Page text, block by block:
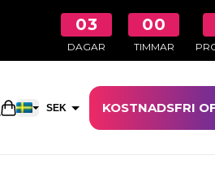
03
DAGAR
00
TIMMAR
Öppna kundkorgen
SEK KOSTNADSFRI